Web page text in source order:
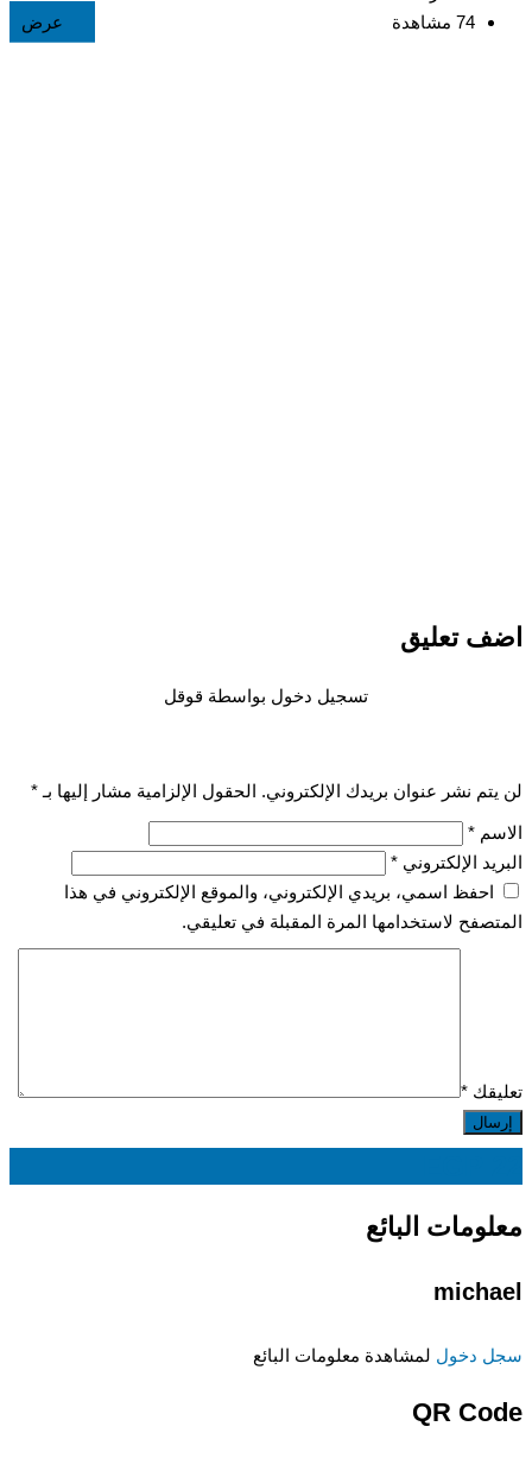
عرض
74 مشاهدة
اضف تعليق
تسجيل دخول بواسطة قوقل
لن يتم نشر عنوان بريدك الإلكتروني. الحقول الإلزامية مشار إليها بـ *
الاسم *
البريد الإلكتروني *
احفظ اسمي، بريدي الإلكتروني، والموقع الإلكتروني في هذا
المتصفح لاستخدامها المرة المقبلة في تعليقي.
تعليقك *
معلومات البائع
michael
سجل دخول لمشاهدة معلومات البائع
QR Code